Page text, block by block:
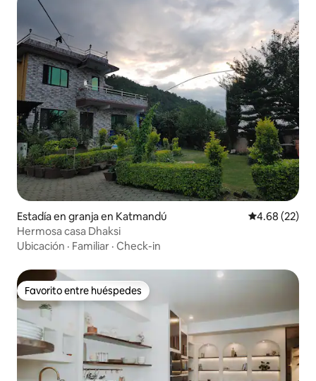
Estadía en granja en Katmandú Calificación
4.68 (22)
Hermosa casa Dhaksi
Ubicación · Familiar · Check-in
Favorito entre huéspedes
Favorito entre huéspedes